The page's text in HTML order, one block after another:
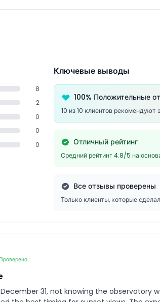
8
2
0
0
0
Ключевые выводы
100% Положительные
10 из 10 клиентов рекомендуют
Отличный рейтинг
Средний рейтинг 4.8/5 на
Все отзывы проверены
Только клиенты, которые
Проверено
31, not knowing the observatory